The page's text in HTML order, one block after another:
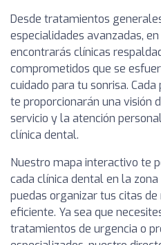
Desde tratamientos
especialidades avanzadas,
encontrarás clínicas
comprometidos que se
cuidado para tu sonrisa.
te proporcionarán una visión
servicio y la atención
clínica dental.
Nuestro mapa interactivo te
cada clínica dental en la
puedas organizar tus citas
eficiente. Ya sea que
tratamientos de urgencia o